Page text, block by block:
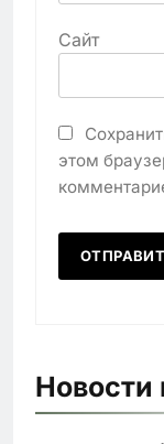
Сайт
этом
Новости